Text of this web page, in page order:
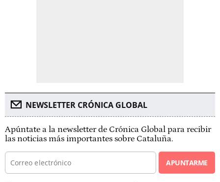
NEWSLETTER CRÓNICA GLOBAL
Apúntate a la newsletter de Crónica Global para recibir
las noticias más importantes sobre Cataluña.
APUNTARME